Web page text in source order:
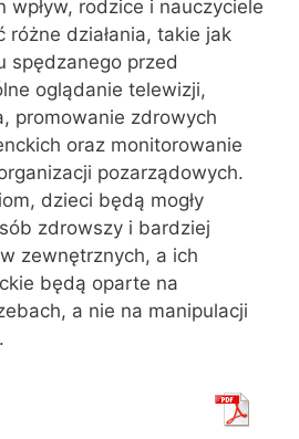
wpływ, rodzice i nauczyciele
różne działania, takie jak
spędzanego przed
oglądanie telewizji,
promowanie zdrowych
oraz monitorowanie
pozarządowych.
dzieci będą mogły
zdrowszy i bardziej
zewnętrznych, a ich
będą oparte na
a nie na manipulacji